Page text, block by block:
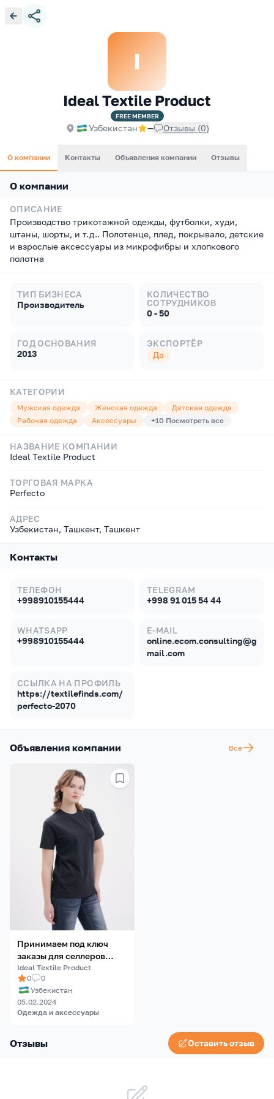
I
Ideal Textile Product
FREEMEMBER
Узбекистан — Отзывы (0)
О компании Контакты Объявления компании Отзывы
О компании
ОПИСАНИЕ
Производство трикотажной одежды, футболки, худи,
штаны, шорты, и т.д.. Полотенце, плед, покрывало, детские
и взрослые аксессуары из микрофибры и хлопкового
полотна
ТИП БИЗНЕСА
Производитель
КОЛИЧЕСТВО
СОТРУДНИКОВ
0 - 50
ГОД ОСНОВАНИЯ
2013
ЭКСПОРТЁР
Да
КАТЕГОРИИ
Мужская одежда Женская одежда
Детская одежда
Рабочая одежда
Аксессуары +10 Посмотреть все
НАЗВАНИЕ КОМПАНИИ
Ideal Textile Product
ТОРГОВАЯ МАРКА
Perfecto
АДРЕС
Узбекистан, Ташкент, Ташкент
Контакты
ТЕЛЕФОН
+998910155444
TELEGRAM
+998 91 015 54 44
WHATSAPP
+998910155444
E-MAIL
online.ecom.consulting@g
mail.com
ССЫЛКА НА ПРОФИЛЬ
https://textilefinds.com/
perfecto-2070
Объявления компании Все
Принимаем под ключ
заказы для селлеров
Маркетплейсов
Ideal Textile Product
0
0
Узбекистан
05.02.2024
Одежда и аксессуары
Отзывы Оставить отзыв